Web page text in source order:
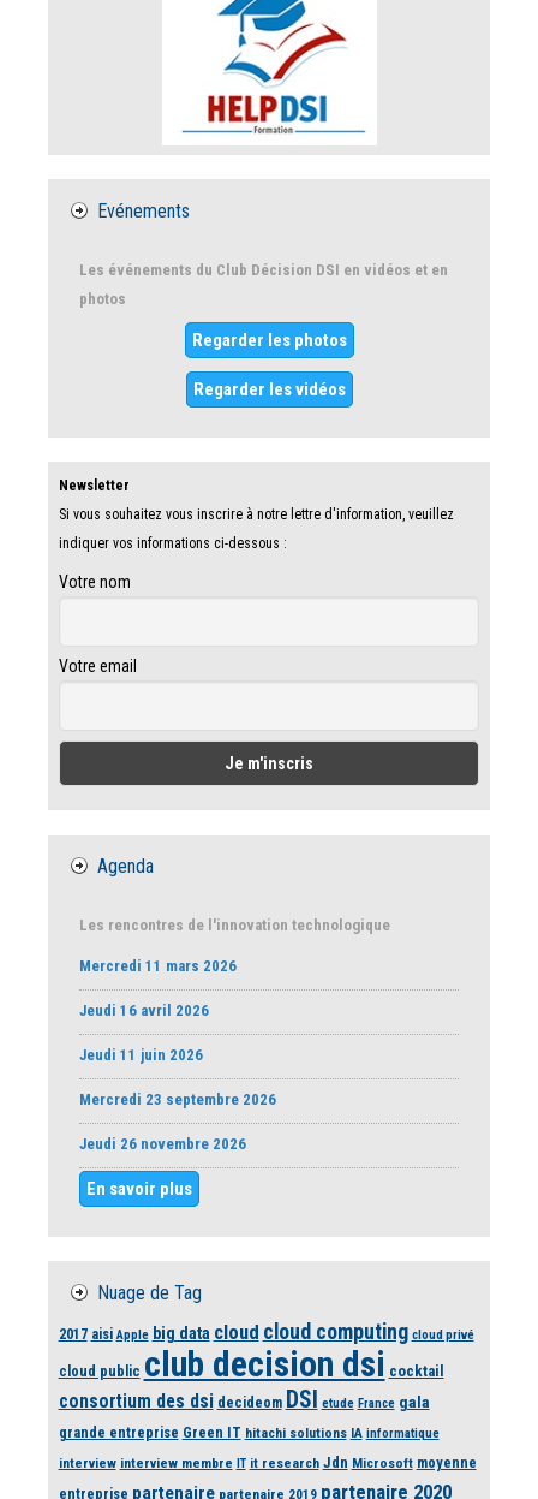
Evénements
Les événements du Club Décision DSI en vidéos et en
photos
Regarder les photos
Regarder les vidéos
Newsletter
Si vous souhaitez vous inscrire à notre lettre d'information, veuillez
indiquer vos informations ci-dessous :
Votre nom
Votre email
Agenda
Les rencontres de l'innovation technologique
Mercredi 11 mars 2026
Jeudi 16 avril 2026
Jeudi 11 juin 2026
Mercredi 23 septembre 2026
Jeudi 26 novembre 2026
En savoir plus
Nuage de Tag
2017 aisi Apple big data cloud cloud computing cloud privé
cloud public club decision dsi cocktail
consortium des dsi decideom DSI etude France gala
grande entreprise Green IT hitachi solutions IA informatique
interview interview membre IT it research Jdn Microsoft moyenne
entreprise partenaire partenaire 2019 partenaire 2020